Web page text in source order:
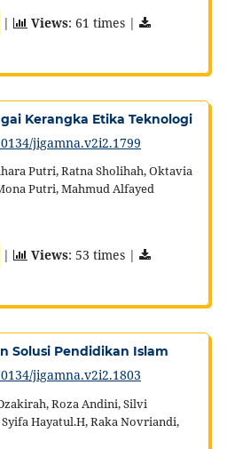
| Views: 61 times |
Kerangka Etika Teknologi
jigamna.v2i2.1799
Putri, Ratna Sholihah, Oktavia
Putri, Mahmud Alfayed
| Views: 53 times |
Solusi Pendidikan Islam
jigamna.v2i2.1803
Roza Andini, Silvi
Hayatul.H, Raka Novriandi,